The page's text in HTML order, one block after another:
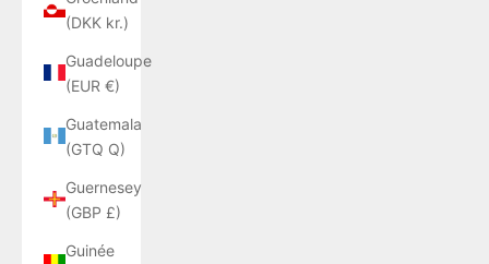
(DKK kr.)
Guadeloupe
(EUR €)
Guatemala
(GTQ Q)
Guernesey
(GBP £)
Guinée